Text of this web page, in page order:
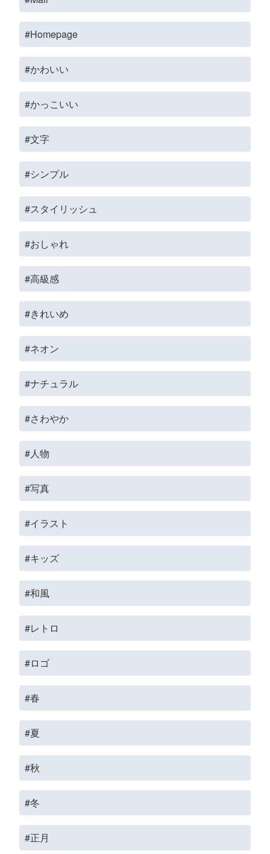
#Homepage
#かわいい
#かっこいい
#文字
#シンプル
#スタイリッシュ
#おしゃれ
#高級感
#きれいめ
#ネオン
#ナチュラル
#さわやか
#人物
#写真
#イラスト
#キッズ
#和風
#レトロ
#ロゴ
#春
#夏
#秋
#冬
#正月